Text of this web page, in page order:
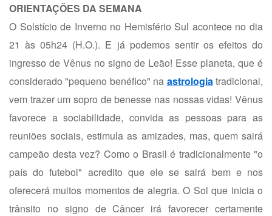
ORIENTAÇÕES DA SEMANA
O Solstício de Inverno no Hemisfério Sul acontece no dia
21 às 05h24 (H.O.). E já podemos sentir os efeitos do
ingresso de Vênus no signo de Leão! Esse planeta, que é
considerado "pequeno benéfico" na astrologiatradicional,
vem trazer um sopro de benesse nas nossas vidas! Vênus
favorece a sociabilidade, convida as pessoas para as
reuniões sociais, estimula as amizades, mas, quem sairá
campeão desta vez? Como o Brasil é tradicionalmente "o
país do futebol" acredito que ele se sairá bem e nos
oferecerá muitos momentos de alegria. O Sol que inicia o
trânsito no signo de Câncer irá favorecer certamente